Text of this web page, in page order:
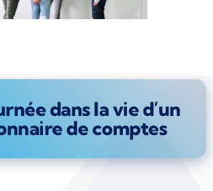
dans la vie d’un
de comptes